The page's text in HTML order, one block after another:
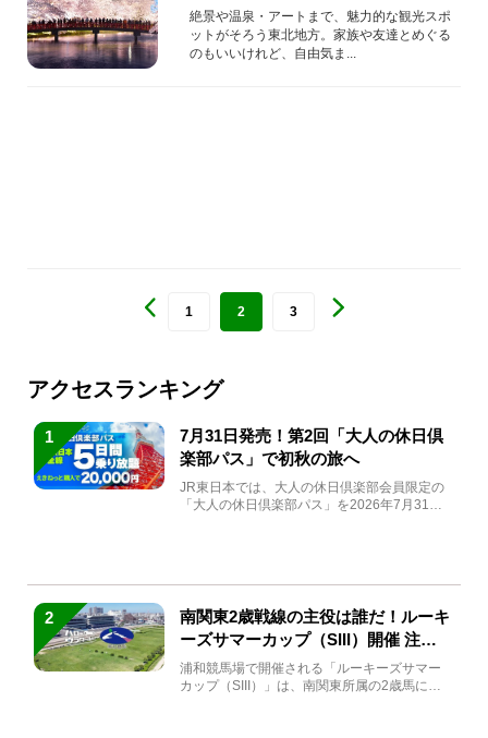
絶景や温泉・アートまで、魅力的な観光スポ
ットがそろう東北地方。家族や友達とめぐる
のもいいけれど、自由気ま...
1 2 3
アクセスランキング
1
7月31日発売！第2回「大人の休日倶
楽部パス」で初秋の旅へ
JR東日本では、大人の休日倶楽部会員限定の
「大人の休日倶楽部パス」を2026年7月31日
2
南関東2歳戦線の主役は誰だ！ルーキ
ーズサマーカップ（SIII）開催 注目
馬と見どころをチェック
浦和競馬場で開催される「ルーキーズサマー
カップ（SIII）」は、南関東所属の2歳馬によ